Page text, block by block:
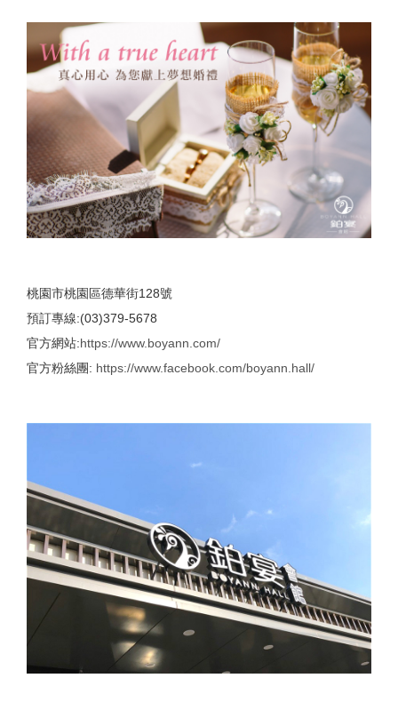
桃園市桃園區德華街128號
預訂專線:(03)379-5678
官方網站:https://www.boyann.com/
官方粉絲團: https://www.facebook.com/boyann.hall/